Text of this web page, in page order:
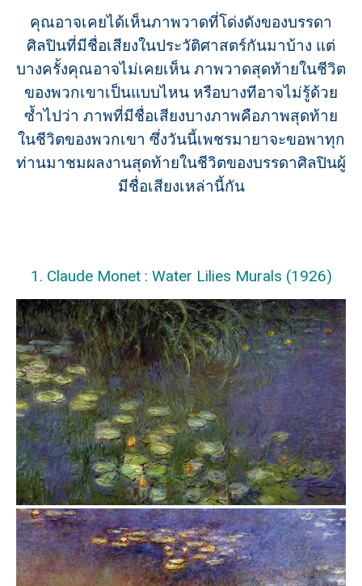
คุณอาจเคยได้เห็นภาพวาดที่โด่งดังของบรรดา
ศิลปินที่มีชื่อเสียงในประวัติศาสตร์กันมาบ้าง แต่
บางครั้งคุณอาจไม่เคยเห็น ภาพวาดสุดท้ายในชีวิต
ของพวกเขาเป็นแบบไหน หรือบางทีอาจไม่รู้ด้วย
ซ้ำไปว่า ภาพที่มีชื่อเสียงบางภาพคือภาพสุดท้าย
ในชีวิตของพวกเขา ซึ่งวันนี้เพชรมายาจะขอพาทุก
ท่านมาชมผลงานสุดท้ายในชีวิตของบรรดาศิลปินผู้
มีชื่อเสียงเหล่านี้กัน
1. Claude Monet : Water Lilies Murals (1926)